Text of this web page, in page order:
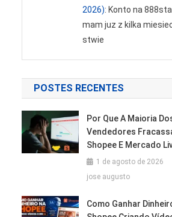
2026): Konto na
mam juz z kilka
stwie
POSTES RECENTES
Por Que A Maioria
Vendedores
Shopee E Mercado
1 de agosto de 2026
jose augusto
Como Ganhar